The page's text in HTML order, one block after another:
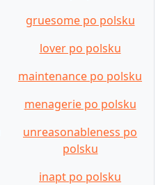
gruesome po polsku
lover po polsku
maintenance po polsku
menagerie po polsku
unreasonableness po
polsku
inapt po polsku